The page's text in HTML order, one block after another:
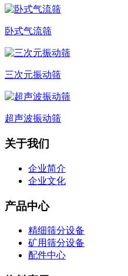
卧式气流筛
三次元振动筛
超声波振动筛
关于我们
企业简介
企业文化
产品中心
精细筛分设备
矿用筛分设备
配件中心